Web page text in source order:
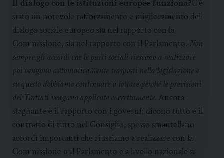
Il dialogo con le istituzioni europee funziona?C’è
stato un notevole rafforzamento e miglioramento del
dialogo sociale europeo sia nel rapporto con la
Commissione, sia nel rapporto con il Parlamento. Non
sempre gli accordi che le parti sociali riescono a realizzare
poi vengono automaticamente trasposti nella legislazione e
su questo dobbiamo continuare a lottare perché le previsioni
dei Trattati vengano applicate correttamente.
Ancora
stagnante è il rapporto con i governi: dicono tutto e il
contrario di tutto nel Consiglio, spesso smantellano
accordi importanti che riusciamo a realizzare con la
Commissione o il Parlamento e a livello nazionale si